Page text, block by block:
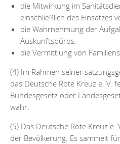
die Mitwirkung im
einschließlich des Einsatzes
die Wahrnehmung der
Auskunftsbüros,
die Vermittlung von
(4) Im Rahmen seiner
das Deutsche Rote Kreuz e. V.
Bundesgesetz oder
wahr.
(5) Das Deutsche Rote Kreuz
der Bevölkerung. Es sammelt